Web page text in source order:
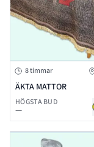
8 timmar
ÄKTA MATTOR
HÖGSTA BUD
—